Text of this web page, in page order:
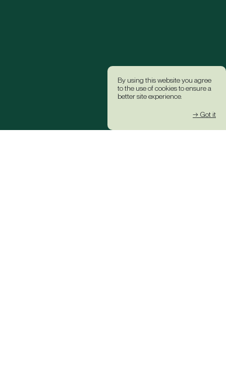
By using this website you agree
to the use of cookies to ensure a
better site experience.
→ Got it